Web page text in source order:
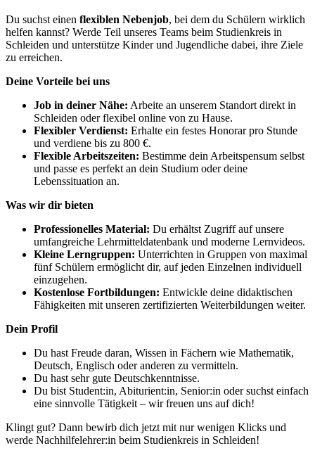
Du suchst einen flexiblen Nebenjob, bei dem du Schülern wirklich
helfen kannst? Werde Teil unseres Teams beim Studienkreis in
Schleiden und unterstütze Kinder und Jugendliche dabei, ihre Ziele
zu erreichen.
Deine Vorteile bei uns
Job in deiner Nähe: Arbeite an unserem Standort direkt in
Schleiden oder flexibel online von zu Hause.
Flexibler Verdienst: Erhalte ein festes Honorar pro Stunde
und verdiene bis zu 800 €.
Flexible Arbeitszeiten: Bestimme dein Arbeitspensum selbst
und passe es perfekt an dein Studium oder deine
Lebenssituation an.
Was wir dir bieten
Professionelles Material: Du erhältst Zugriff auf unsere
umfangreiche Lehrmitteldatenbank und moderne Lernvideos.
Kleine Lerngruppen: Unterrichten in Gruppen von maximal
fünf Schülern ermöglicht dir, auf jeden Einzelnen individuell
einzugehen.
Kostenlose Fortbildungen: Entwickle deine didaktischen
Fähigkeiten mit unseren zertifizierten Weiterbildungen weiter.
Dein Profil
Du hast Freude daran, Wissen in Fächern wie Mathematik,
Deutsch, Englisch oder anderen zu vermitteln.
Du hast sehr gute Deutschkenntnisse.
Du bist Student:in, Abiturient:in, Senior:in oder suchst einfach
eine sinnvolle Tätigkeit – wir freuen uns auf dich!
Klingt gut? Dann bewirb dich jetzt mit nur wenigen Klicks und
werde Nachhilfelehrer:in beim Studienkreis in Schleiden!